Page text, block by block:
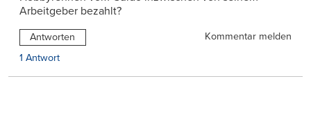
Arbeitgeber bezahlt?
Antworten
Kommentar melden
1 Antwort